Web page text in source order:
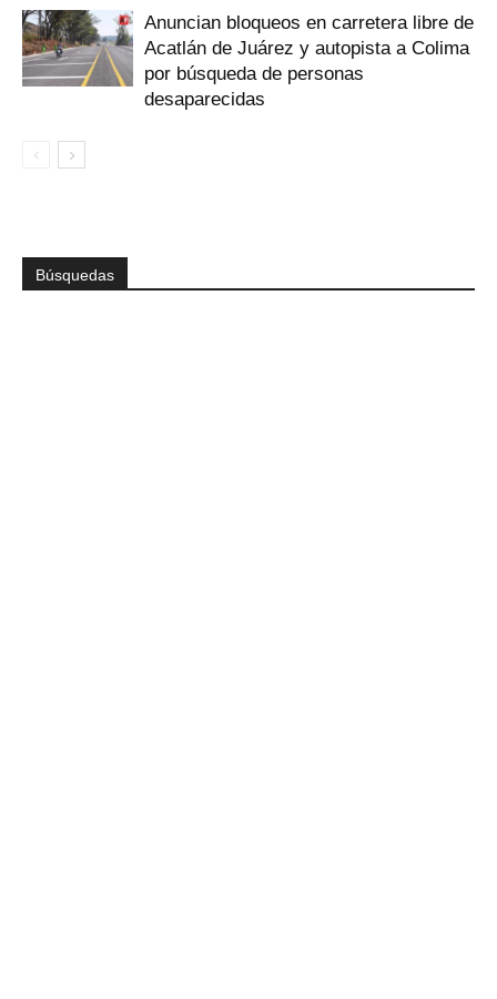
Anuncian bloqueos en carretera libre de
Acatlán de Juárez y autopista a Colima
por búsqueda de personas
desaparecidas
Búsquedas